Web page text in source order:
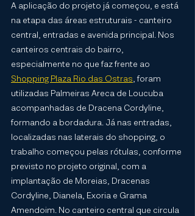
A aplicação do projeto já começou, e está
na etapa das áreas estruturais - canteiro
central, entradas e avenida principal. Nos
canteiros centrais do bairro,
especialmente no que faz frente ao
Shopping Plaza Rio das Ostras, foram
utilizadas Palmeiras Areca de Loucuba
acompanhadas de Dracena Cordyline,
formando a bordadura. Já nas entradas,
localizadas nas laterais do shopping, o
trabalho começou pelas rótulas, conforme
previsto no projeto original, com a
implantação de Moreias, Dracenas
Cordyline, Dianela, Exoria e Grama
Amendoim. No canteiro central que circula